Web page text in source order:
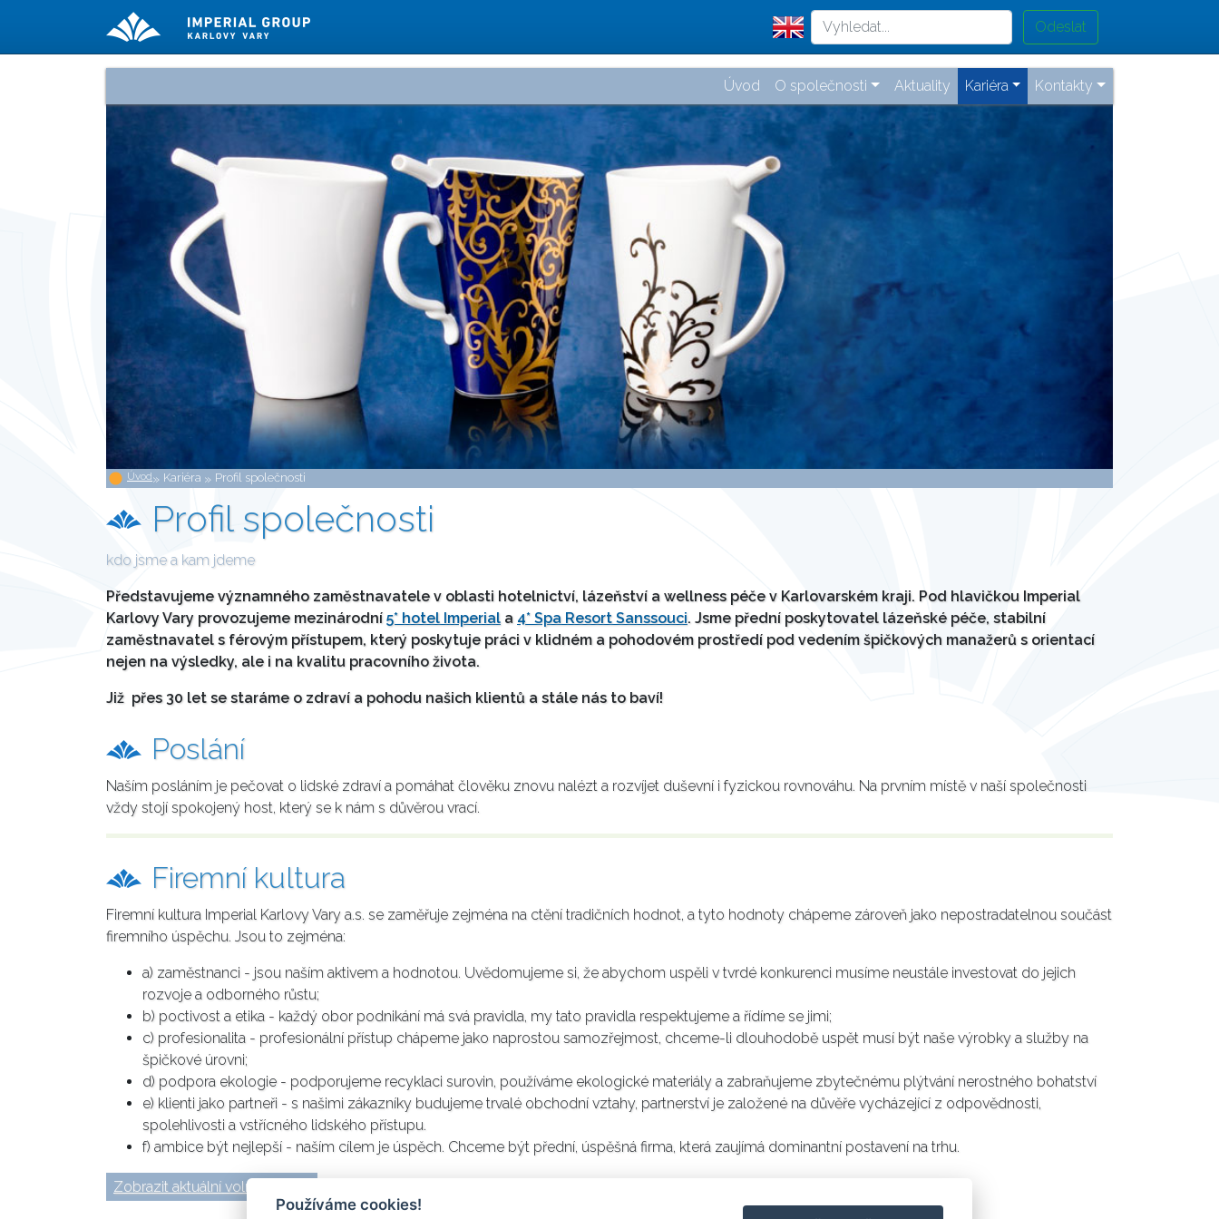
Úvod O společnosti Aktuality Kariéra Kontakty
Úvod» Kariéra » Profil společnosti
Profil společnosti
kdo jsme a kam jdeme
Představujeme významného zaměstnavatele v oblasti hotelnictví, lázeňství a wellness péče v Karlovarském kraji. Pod hlavičkou Imperial
Karlovy Vary provozujeme mezinárodní 5* hotel Imperial a 4* Spa Resort Sanssouci. Jsme přední poskytovatel lázeňské péče, stabilní
zaměstnavatel s férovým přístupem, který poskytuje práci v klidném a pohodovém prostředí pod vedením špičkových manažerů s orientací
nejen na výsledky, ale i na kvalitu pracovního života.
Již přes 30 let se staráme o zdraví a pohodu našich klientů a stále nás to baví!
Poslání
Naším posláním je pečovat o lidské zdraví a pomáhat člověku znovu nalézt a rozvíjet duševní i fyzickou rovnováhu. Na prvním místě v naší společnosti
vždy stojí spokojený host, který se k nám s důvěrou vrací.
Firemní kultura
Firemní kultura Imperial Karlovy Vary a.s. se zaměřuje zejména na ctění tradičních hodnot, a tyto hodnoty chápeme zároveň jako nepostradatelnou součást
firemního úspěchu. Jsou to zejména:
a) zaměstnanci - jsou naším aktivem a hodnotou. Uvědomujeme si, že abychom uspěli v tvrdé konkurenci musíme neustále investovat do jejich
rozvoje a odborného růstu;
b) poctivost a etika - každý obor podnikání má svá pravidla, my tato pravidla respektujeme a řídíme se jimi;
c) profesionalita - profesionální přístup chápeme jako naprostou samozřejmost, chceme-li dlouhodobě uspět musí být naše výrobky a služby na
špičkové úrovni;
d) podpora ekologie - podporujeme recyklaci surovin, používáme ekologické materiály a zabraňujeme zbytečnému plýtvání nerostného bohatství
e) klienti jako partneři - s našimi zákazníky budujeme trvalé obchodní vztahy, partnerství je založené na důvěře vycházející z odpovědnosti,
spolehlivosti a vstřícného lidského přístupu.
f) ambice být nejlepší - naším cílem je úspěch. Chceme být přední, úspěšná firma, která zaujímá dominantní postavení na trhu.
Zobrazit aktuální volné pozice
Používáme cookies!